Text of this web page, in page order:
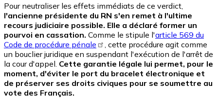
Pour neutraliser les effets immédiats de ce verdict,
l'ancienne présidente du RN s'en remet à l'ultime
recours judiciaire possible. Elle a déclaré former un
pourvoi en cassation. Comme le stipule l'article 569 du
Code de procédure pénale
, cette procédure agit comme
un bouclier juridique en suspendant l'exécution de l'arrêt de
la cour d'appel. Cette garantie légale lui permet, pour le
moment, d'éviter le port du bracelet électronique et
de préserver ses droits civiques pour se soumettre au
vote des Français.